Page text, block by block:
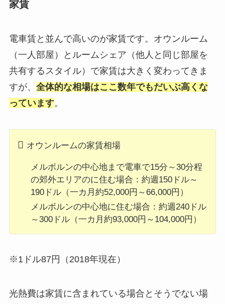
家賃
電車賃と並んで高いのが家賃です。オウンルーム
（一人部屋）とルームシェア（他人と同じ部屋を
共有するスタイル）で家賃は大きく変わってきま
すが、 全体的な相場はここ数年でもだいぶ高くな
っています。
オウンルームの家賃相場
メルボルンの中心地まで電車で15分～30分程
の郊外エリアのに住む場合：約週150ドル～
190ドル（一カ月約52,000円～66,000円）
メルボルンの中心地に住む場合：約週240ドル
～300ドル（一カ月約93,000円～104,000円）
※1ドル87円（2018年現在）
光熱費は家賃に含まれている場合とそうでない場